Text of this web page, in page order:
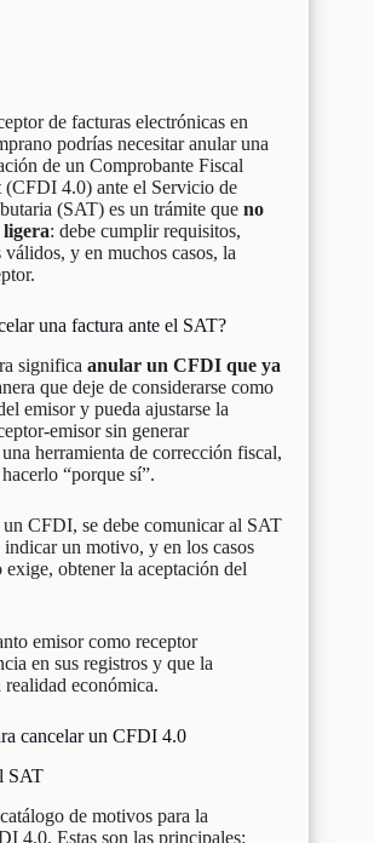
de facturas electrónicas en
podrías necesitar anular una
de un Comprobante Fiscal
4.0) ante el Servicio de
(SAT) es un trámite que no
ligera: debe cumplir requisitos,
y en muchos casos, la
una factura ante el SAT?
significa anular un CFDI que ya
que deje de considerarse como
emisor y pueda ajustarse la
emisor sin generar
herramienta de corrección fiscal,
“porque sí”.
un CFDI, se debe comunicar al SAT
un motivo, y en los casos
obtener la aceptación del
emisor como receptor
en sus registros y que la
económica.
cancelar un CFDI 4.0
SAT
de motivos para la
4.0. Estas son las principales: